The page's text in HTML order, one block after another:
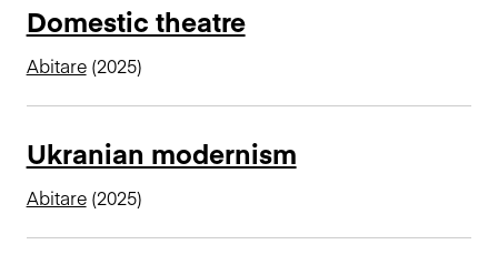
Domestic theatre
Abitare(2025)
Ukranian modernism
Abitare(2025)